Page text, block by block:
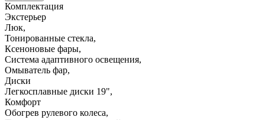
Комплектация
Экстерьер
Люк,
Тонированные стекла,
Ксеноновые фары,
Система адаптивного освещения,
Омыватель фар,
Диски
Легкосплавные диски 19",
Комфорт
Обогрев рулевого колеса,